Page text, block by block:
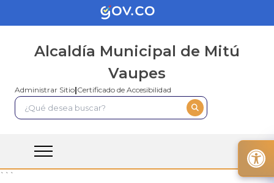
Alcaldía Municipal de Mitú
Vaupes
Administrar Sitio|Certificado de Accesibilidad
```